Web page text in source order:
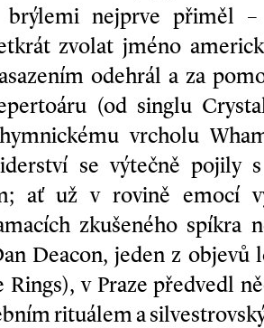
brýlemi nejprve přiměl
zvolat jméno
odehrál a za
(od singlu
vrcholu
se výtečně pojily
ať už v rovině emocí
zkušeného spíkra
Deacon, jeden z
Rings), v Praze předvedl
rituálem a